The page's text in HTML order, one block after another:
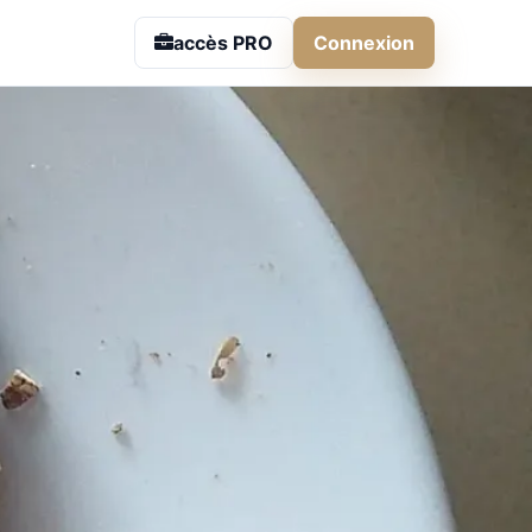
Boulangerie |
accès PRO Connexion